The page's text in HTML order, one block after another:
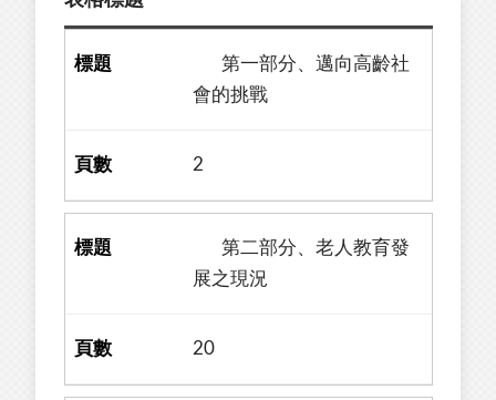
第一部分、邁向高齡社
會的挑戰
2
第二部分、老人教育發
展之現況
20